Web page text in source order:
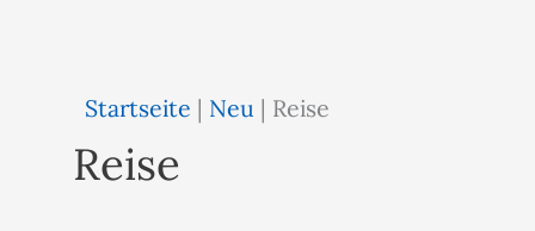
Startseite | Neu | Reise
Reise